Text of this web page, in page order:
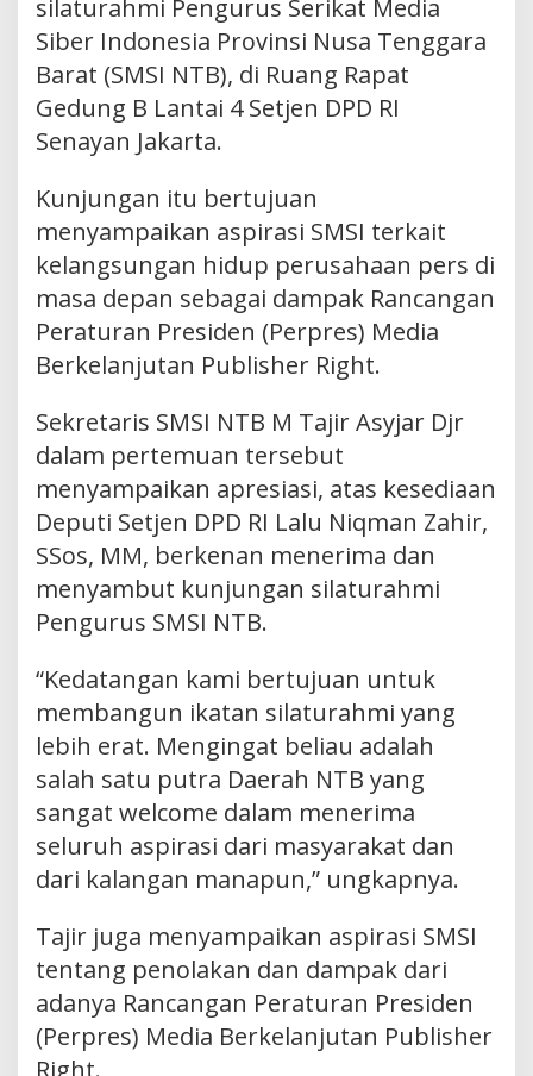
silaturahmi Pengurus Serikat Media
Siber Indonesia Provinsi Nusa Tenggara
Barat (SMSI NTB), di Ruang Rapat
Gedung B Lantai 4 Setjen DPD RI
Senayan Jakarta.
Kunjungan itu bertujuan
menyampaikan aspirasi SMSI terkait
kelangsungan hidup perusahaan pers di
masa depan sebagai dampak Rancangan
Peraturan Presiden (Perpres) Media
Berkelanjutan Publisher Right.
Sekretaris SMSI NTB M Tajir Asyjar Djr
dalam pertemuan tersebut
menyampaikan apresiasi, atas kesediaan
Deputi Setjen DPD RI Lalu Niqman Zahir,
SSos, MM, berkenan menerima dan
menyambut kunjungan silaturahmi
Pengurus SMSI NTB.
“Kedatangan kami bertujuan untuk
membangun ikatan silaturahmi yang
lebih erat. Mengingat beliau adalah
salah satu putra Daerah NTB yang
sangat welcome dalam menerima
seluruh aspirasi dari masyarakat dan
dari kalangan manapun,” ungkapnya.
Tajir juga menyampaikan aspirasi SMSI
tentang penolakan dan dampak dari
adanya Rancangan Peraturan Presiden
(Perpres) Media Berkelanjutan Publisher
Right.